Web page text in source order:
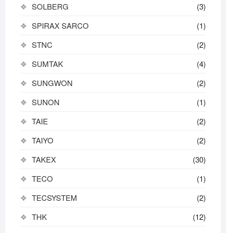
SOLBERG
(3)
SPIRAX SARCO
(1)
STNC
(2)
SUMTAK
(4)
SUNGWON
(2)
SUNON
(1)
TAIE
(2)
TAIYO
(2)
TAKEX
(30)
TECO
(1)
TECSYSTEM
(2)
THK
(12)